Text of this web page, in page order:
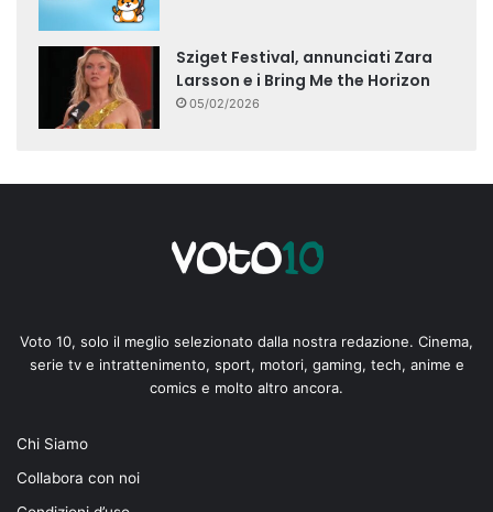
Sziget Festival, annunciati Zara
Larsson e i Bring Me the Horizon
05/02/2026
Voto 10, solo il meglio selezionato dalla nostra redazione. Cinema,
serie tv e intrattenimento, sport, motori, gaming, tech, anime e
comics e molto altro ancora.
Chi Siamo
Collabora con noi